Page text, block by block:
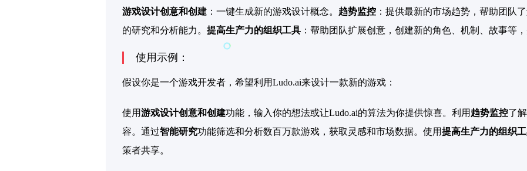
游戏设计创意和创建 ：一键生成新的游戏设计概念。 趋势监控 ：提供最新的市场趋势，帮助团队了
的研究和分析能力。 提高生产力的组织工具 ：帮助团队扩展创意，创建新的角色、机制、故事等
使用示例：
假设你是一个游戏开发者，希望利用Ludo.ai来设计一款新的游戏：
使用游戏设计创意和创建功能，输入你的想法或让Ludo.ai的算法为你提供惊喜。利用 趋势监控了
容。通过智能研究功能筛选和分析数百万款游戏，获取灵感和市场数据。使用提高生产力的组织
策者共享。